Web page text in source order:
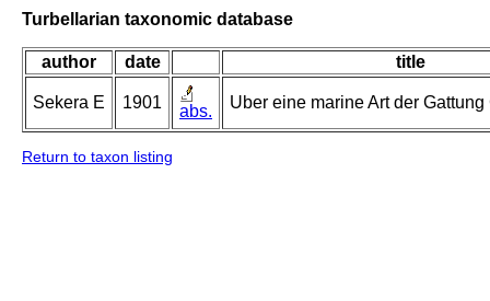
Turbellarian taxonomic database
author date title
Sekera E 1901 abs. Uber eine marine Art der Gattung
Return to taxon listing